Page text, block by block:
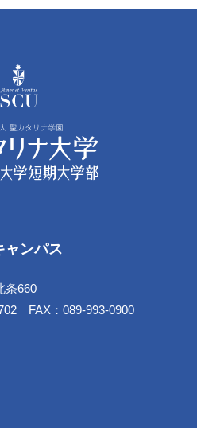
ャンパス
条660
FAX：089-993-0900